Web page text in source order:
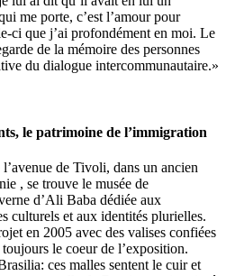
me porte, c’est l’amour pour
ci que j’ai profondément en moi. Le
de la mémoire des personnes
du dialogue intercommunautaire.»
le patrimoine de l’immigration
de Tivoli, dans un ancien
, se trouve le musée de
d’Ali Baba dédiée aux
culturels et aux identités plurielles.
en 2005 avec des valises confiées
le coeur de l’exposition.
ces malles sentent le cuir et